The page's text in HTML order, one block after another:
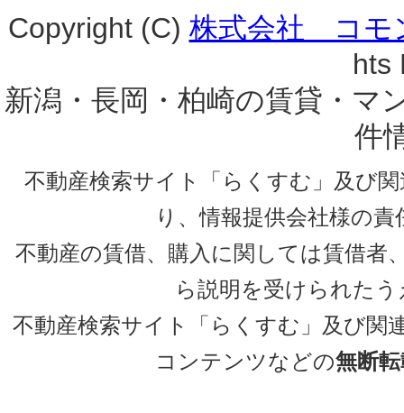
Copyright (C) 株式会社 コモ
hts
新潟・長岡・柏崎の賃貸・マ
件
不動産検索サイト「らくすむ」及び
り、情報提供会社様の
不動産の賃借、購入に関しては賃借者
ら説明を受けられた
不動産検索サイト「らくすむ」及び関
コンテンツなどの無断